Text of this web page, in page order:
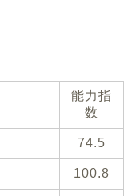
能力指
数
74.5
100.8